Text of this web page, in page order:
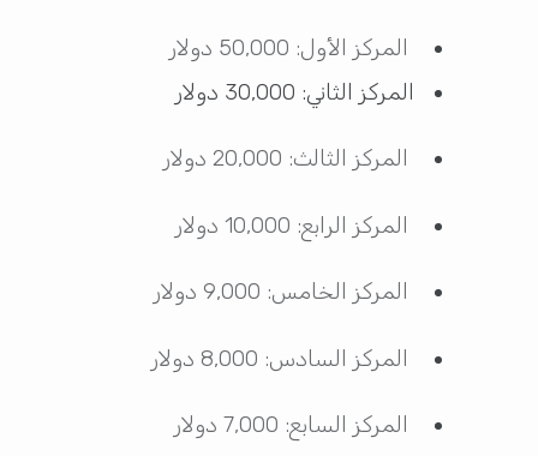
المركز الأول: 50,000 دولار
المركز الثاني: 30,000 دولار
المركز الثالث: 20,000 دولار
المركز الرابع: 10,000 دولار
المركز الخامس: 9,000 دولار
المركز السادس: 8,000 دولار
المركز السابع: 7,000 دولار